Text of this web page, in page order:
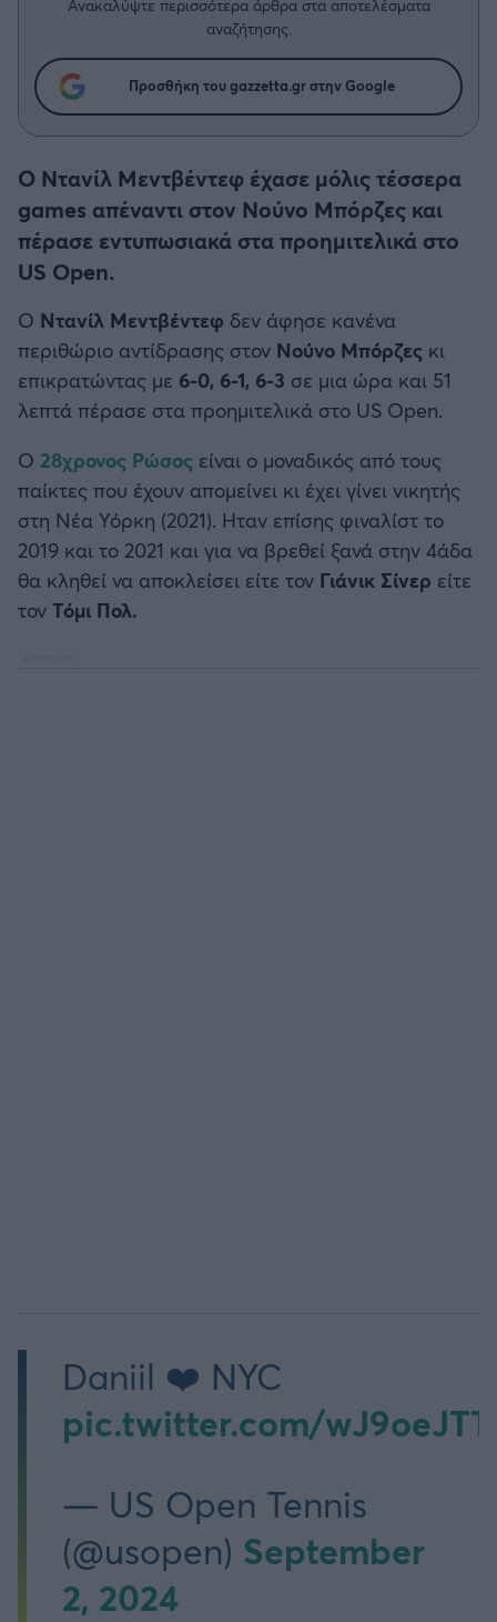
Δημήτρης Τσορμπατζόγλου
Λεβαδειακός
Βόλος
Ατρόμητος Αθηνών
Κηφισιά
Αστέρας Τρίπολης
Παναιτωλικός
Καλαμάτα
Ηρακλής
Συνεντεύξεις
Μια Ιστορία από την Πόλη
Ανακαλύψτε περισσότερα άρθρα στα αποτελέσματα
αναζήτησης.
Προσθήκη του gazzetta.gr στην Google
Ο Ντανίλ Μεντβέντεφ έχασε μόλις τέσσερα
games απέναντι στον Νούνο Μπόρζες και
πέρασε εντυπωσιακά στα προημιτελικά στο
US Open.
Ο Ντανίλ Μεντβέντεφ δεν άφησε κανένα
περιθώριο αντίδρασης στον Νούνο Μπόρζες κι
επικρατώντας με 6-0, 6-1, 6-3 σε μια ώρα και 51
λεπτά πέρασε στα προημιτελικά στο US Open.
O 28χρονος Ρώσος είναι ο μοναδικός από τους
παίκτες που έχουν απομείνει κι έχει γίνει νικητής
στη Νέα Υόρκη (2021). Ηταν επίσης φιναλίστ το
2019 και το 2021 και για να βρεθεί ξανά στην 4άδα
θα κληθεί να αποκλείσει είτε τον Γιάνικ Σίνερ είτε
τον Τόμι Πολ.
Daniil ❤️ NYC
pic.twitter.com/
— US Open Tennis
(@usopen) September
2, 2024